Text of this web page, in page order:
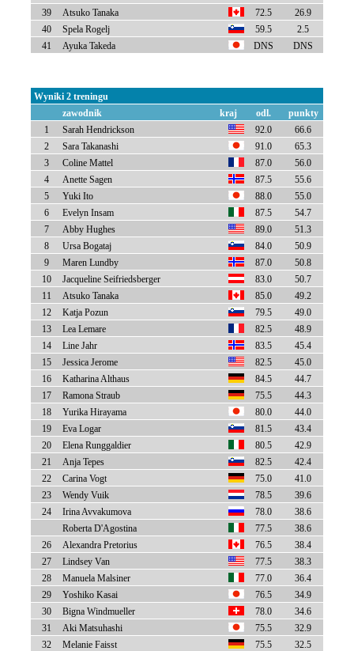
39
Atsuko Tanaka 72.5
26.9
40
Spela Rogelj 59.5
2.5
41
Ayuka Takeda DNS DNS
Wyniki 2 treningu
zawodnik
kraj odl.
punkty
1
Sarah Hendrickson 92.0
66.6
2
Sara Takanashi 91.0
65.3
3
Coline Mattel 87.0
56.0
4
Anette Sagen 87.5
55.6
5
Yuki Ito 88.0
55.0
6
Evelyn Insam 87.5
54.7
7
Abby Hughes 89.0
51.3
8
Ursa Bogataj 84.0
50.9
9
Maren Lundby 87.0
50.8
10
Jacqueline Seifriedsberger 83.0
50.7
11
Atsuko Tanaka 85.0
49.2
12
Katja Pozun 79.5
49.0
13
Lea Lemare 82.5
48.9
14
Line Jahr 83.5
45.4
15
Jessica Jerome 82.5
45.0
16
Katharina Althaus 84.5
44.7
17
Ramona Straub 75.5
44.3
18
Yurika Hirayama 80.0
44.0
19
Eva Logar 81.5
43.4
20
Elena Runggaldier 80.5
42.9
21
Anja Tepes 82.5
42.4
22
Carina Vogt 75.0
41.0
23
Wendy Vuik 78.5
39.6
24
Irina Avvakumova 78.0
38.6
Roberta D'Agostina
77.5
38.6
26
Alexandra Pretorius 76.5
38.4
27
Lindsey Van 77.5
38.3
28
Manuela Malsiner 77.0
36.4
29
Yoshiko Kasai 76.5
34.9
30
Bigna Windmueller 78.0
34.6
31
Aki Matsuhashi 75.5
32.9
32
Melanie Faisst 75.5
32.5